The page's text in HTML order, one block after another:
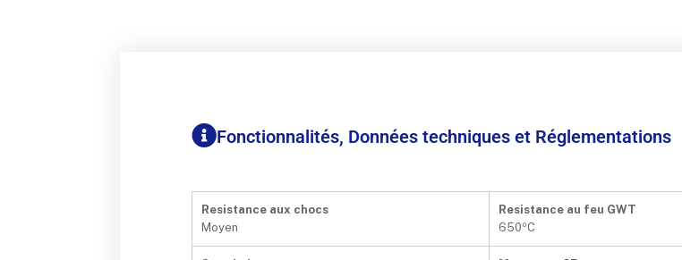
Fonctionnalités, Données techniques et Réglementations
Resistance aux chocs
Moyen
Resistance au feu GWT
650ºC